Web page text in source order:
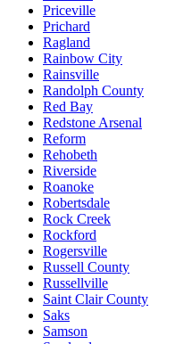
Priceville
Prichard
Ragland
Rainbow City
Rainsville
Randolph County
Red Bay
Redstone Arsenal
Reform
Rehobeth
Riverside
Roanoke
Robertsdale
Rock Creek
Rockford
Rogersville
Russell County
Russellville
Saint Clair County
Saks
Samson